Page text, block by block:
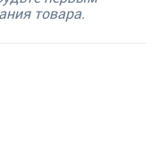
товара.